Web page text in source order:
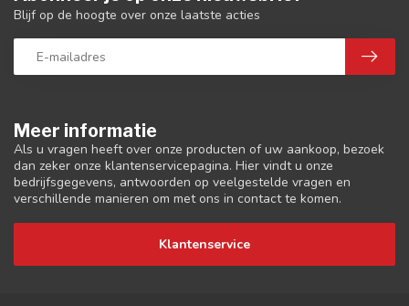
Meer informatie
Als u vragen heeft over onze producten of uw aankoop, bezoek
dan zeker onze klantenservicepagina. Hier vindt u onze
bedrijfsgegevens, antwoorden op veelgestelde vragen en
verschillende manieren om met ons in contact te komen.
Klantenservice
Blijf op de hoogte over onze laatste acties